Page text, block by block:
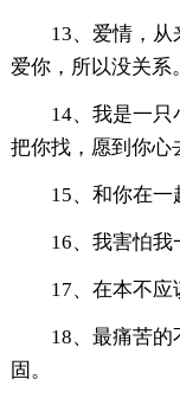
13、爱情，
爱你，所以没关系。
14、我是一
把你找，愿到你心
15、和你在一
16、我害怕我
17、在本不应
18、最痛苦
固。